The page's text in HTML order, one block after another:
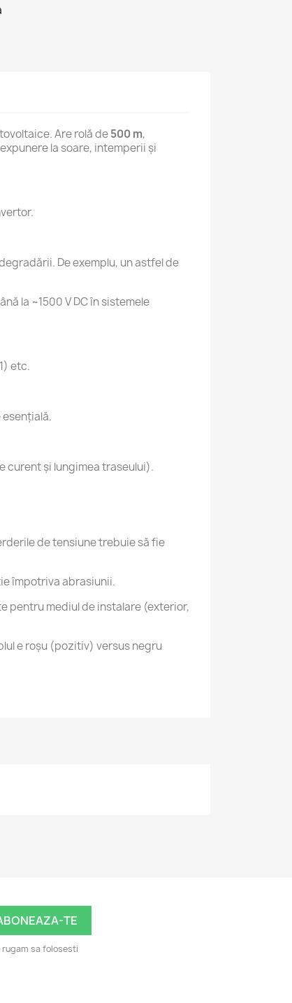
Are rolă de500 m,
la soare, intemperii și
De exemplu, un astfel de
la ~1500 V DC în sistemele
etc.
curent și lungimea traseului).
de tensiune trebuie să fie
împotriva abrasiunii.
pentru mediul de instalare (exterior,
e roșu (pozitiv) versus negru
sa folosesti